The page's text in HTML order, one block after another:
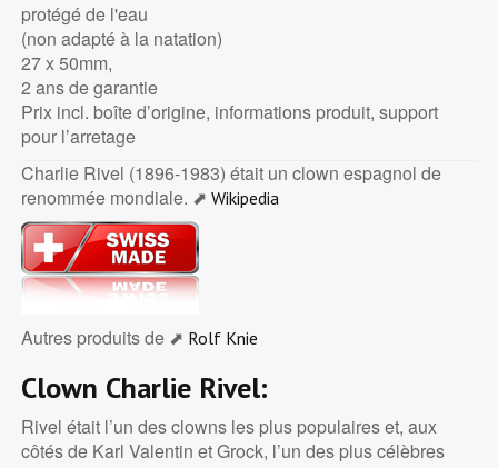
protégé de l'eau
(non adapté à la natation)
27 x 50mm,
2 ans de garantie
Prix incl. boîte d’origine, informations produit, support
pour l’arretage
Charlie Rivel (1896-1983) était un clown espagnol de
renommée mondiale. ⬈ Wikipedia
Autres produits de ⬈ Rolf Knie
Clown Charlie Rivel:
Rivel était l’un des clowns les plus populaires et, aux
côtés de Karl Valentin et Grock, l’un des plus célèbres